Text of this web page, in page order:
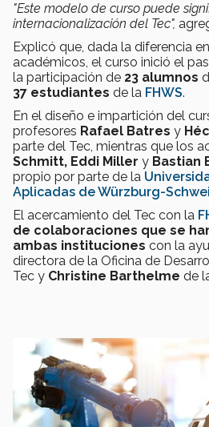
"Este modelo de curso puede
internacionalización del Tec",
Explicó que, dada la diferencia
académicos, el curso inició el
la participación de 23 alumnos
37 estudiantes de la FHWS.
En el diseño e impartición del
profesores Rafael Batres y
parte del Tec, mientras que los
Schmitt, Eddi Miller y Bastian
propio por parte de la
Aplicadas de Würzburg-
El acercamiento del Tec con la
de colaboraciones que se
ambas instituciones con la
directora de la Oficina de
Tec y Christine Barthelme de